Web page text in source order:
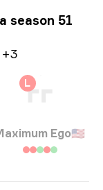
season 51
L
Ego🇺🇸